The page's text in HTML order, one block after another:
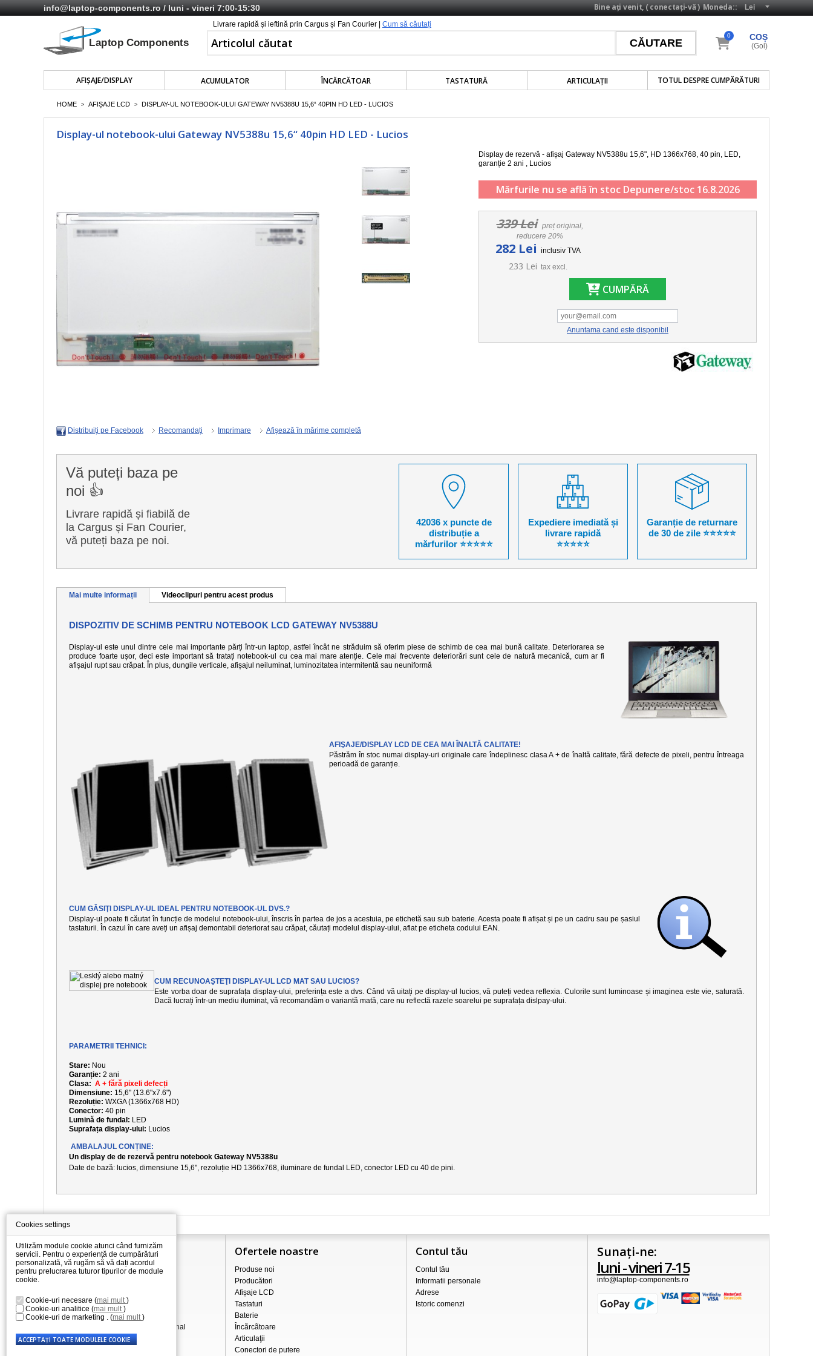
info@laptop-components.ro/ luni - vineri 7:00-15:30 Moneda::
Bine ați venit, (conectați-vă)
Livrare rapidă și ieftină prin Cargus și Fan Courier | Cum să căutați
AFIŞAJE/DISPLAY ACUMULATOR ÎNCĂRCĂTOAR TASTATURĂ ARTICULAŢII TOTUL DESPRE CUMPĂRĂTURI
COȘ
0
(Gol)
HOME > AFIȘAJE LCD > DISPLAY-UL NOTEBOOK-ULUI GATEWAY NV5388U 15,6“ 40PIN HD LED - LUCIOS
Display-ul notebook-ului Gateway NV5388u 15,6“ 40pin HD LED - Lucios
Display de rezervă - afișaj Gateway NV5388u 15,6", HD 1366x768, 40 pin, LED,
garanție 2 ani , Lucios
Mărfurile nu se află în stoc Depunere/stoc 16.8.2026
339 Lei
preț original,
reducere 20%
282 Lei inclusiv TVA
233 Lei tax excl.
CUMPĂRĂ
Anuntama cand este disponibil
Distribuiți pe Facebook Recomandați Imprimare Afișează în mărime completă
Vă puteți baza pe
noi 👍
Livrare rapidă și fiabilă de
la Cargus și Fan Courier,
vă puteți baza pe noi.
42036 x puncte de
distribuție a
mărfurilor ⭐⭐⭐⭐⭐
Expediere imediată și
livrare rapidă
⭐⭐⭐⭐⭐
Garanție de returnare
de 30 de zile ⭐⭐⭐⭐⭐
Mai multe informații Videoclipuri pentru acest produs
DISPOZITIV DE SCHIMB PENTRU NOTEBOOK LCD GATEWAY NV5388U
Display-ul este unul dintre cele mai importante părți într-un laptop, astfel încât ne străduim să oferim piese de schimb de cea mai bună calitate. Deteriorarea se
produce foarte ușor, deci este important să tratați notebook-ul cu cea mai mare atenție. Cele mai frecvente deteriorări sunt cele de natură mecanică, cum ar fi
afișajul rupt sau crăpat. În plus, dungile verticale, afișajul neiluminat, luminozitatea intermitentă sau neuniformă
AFIŞAJE/DISPLAY LCD DE CEA MAI ÎNALTĂ CALITATE!
Păstrăm în stoc numai display-uri originale care îndeplinesc clasa A + de înaltă calitate, fără defecte de pixeli, pentru întreaga
perioadă de garanție.
CUM GĂSIŢI DISPLAY-UL IDEAL PENTRU NOTEBOOK-UL DVS.?
Display-ul poate fi căutat în funcție de modelul notebook-ului, înscris în partea de jos a acestuia, pe etichetă sau sub baterie. Acesta poate fi afișat și pe un cadru sau pe șasiul
tastaturii. În cazul în care aveți un afișaj demontabil deteriorat sau crăpat, căutați modelul display-ului, aflat pe eticheta codului EAN.
CUM RECUNOAŞTEŢI DISPLAY-UL LCD MAT SAU LUCIOS?
Este vorba doar de suprafața display-ului, preferința este a dvs. Când vă uitați pe display-ul lucios, vă puteți vedea reflexia. Culorile sunt luminoase și imaginea este vie, saturată.
Dacă lucrați într-un mediu iluminat, vă recomandăm o variantă mată, care nu reflectă razele soarelui pe suprafața dislpay-ului.
PARAMETRII TEHNICI:
Stare: Nou
Garanție: 2 ani
Clasa: A + fără pixeli defecți
Dimensiune: 15,6" (13.6"x7.6")
Rezoluție: WXGA (1366x768 HD)
Conector: 40 pin
Lumină de fundal: LED
Suprafața display-ului: Lucios
AMBALAJUL CONȚINE:
Un display de de rezervă pentru notebook Gateway NV5388u
Date de bază: lucios, dimensiune 15,6", rezoluție HD 1366x768, iluminare de fundal LED, conector LED cu 40 de pini.
Informaţii
Totul despre cumpărături
Procedura de reclamație
Condiții de afaceri
Prelucrarea datelor cu caracter personal
Despre noi
Ofertele noastre
Produse noi
Producători
Afișaje LCD
Tastaturi
Baterie
Încãrcãtoare
Articulaţii
Conectori de putere
Contul tău
Contul tău
Informatii personale
Adrese
Istoric comenzi
Sunați-ne:
luni - vineri 7-15
info@laptop-components.ro
Cookies settings
Utilizăm module cookie atunci când furnizăm
servicii. Pentru o experiență de cumpărături
personalizată, vă rugăm să vă dați acordul
pentru prelucrarea tuturor tipurilor de module
cookie.
Cookie-uri necesare (mai mult)
Cookie-uri analitice (mai mult)
Cookie-uri de marketing . (mai mult)